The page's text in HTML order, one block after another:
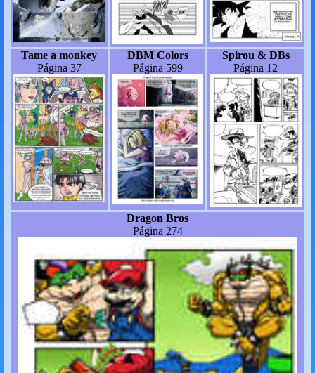
Tame a monkey
Página 37
DBM Colors
Página 599
Spirou & DBs
Página 12
Dragon Bros
Página 274